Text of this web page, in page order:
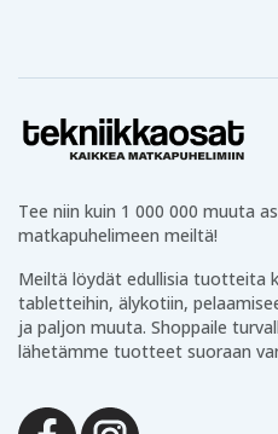
Tee niin kuin 1 000 000 muuta
matkapuhelimeen meiltä!
Meiltä löydät edullisia tuotteita
tabletteihin, älykotiin,
ja paljon muuta. Shoppaile
lähetämme tuotteet suoraan